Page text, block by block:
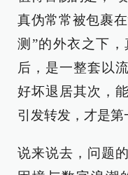
真伪常常被包裹
测”的外衣之下
后，是一整套以
好坏退居其次，
引发转发，才是第
说来说去，问题